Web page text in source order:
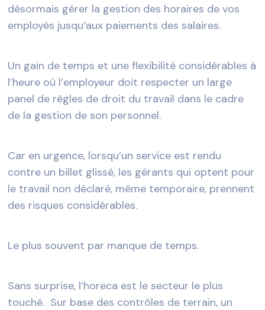
désormais gérer la gestion des horaires de vos
employés jusqu‘aux paiements des salaires.
Un gain de temps et une flexibilité considérables à
l’heure où l’employeur doit respecter un large
panel de règles de droit du travail dans le cadre
de la gestion de son personnel.
Car en urgence, lorsqu’un service est rendu
contre un billet glissé, les gérants qui optent pour
le travail non déclaré, même temporaire, prennent
des risques considérables.
Le plus souvent par manque de temps.
Sans surprise, l’horeca est le secteur le plus
touché. Sur base des contrôles de terrain, un